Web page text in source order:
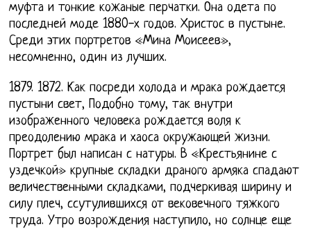
муфта и тонкие кожаные перчатки. Она одета по
последней моде 1880-х годов. Христос в пустыне.
Среди этих портретов «Мина Моисеев»,
несомненно, один из лучших.
1879. 1872. Как посреди холода и мрака рождается
пустыни свет, Подобно тому, так внутри
изображенного человека рождается воля к
преодолению мрака и хаоса окружающей жизни.
Портрет был написан с натуры. В «Крестьянине с
уздечкой» крупные складки драного армяка спадают
величественными складками, подчеркивая ширину и
силу плеч, ссутулившихся от вековечного тяжкого
труда. Утро возрождения наступило, но солнце еще